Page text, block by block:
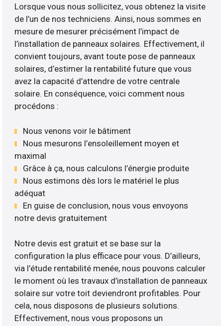
Lorsque vous nous sollicitez, vous obtenez la visite
de l’un de nos techniciens. Ainsi, nous sommes en
mesure de mesurer précisément l’impact de
l’installation de panneaux solaires. Effectivement, il
convient toujours, avant toute pose de panneaux
solaires, d’estimer la rentabilité future que vous
avez la capacité d’attendre de votre centrale
solaire. En conséquence, voici comment nous
procédons :
Nous venons voir le bâtiment
Nous mesurons l’ensoleillement moyen et
maximal
Grâce à ça, nous calculons l’énergie produite
Nous estimons dès lors le matériel le plus
adéquat
En guise de conclusion, nous vous envoyons
notre devis gratuitement
Notre devis est gratuit et se base sur la
configuration la plus efficace pour vous. D’ailleurs,
via l’étude rentabilité menée, nous pouvons calculer
le moment où les travaux d’installation de panneaux
solaire sur votre toit deviendront profitables. Pour
cela, nous disposons de plusieurs solutions.
Effectivement, nous vous proposons un